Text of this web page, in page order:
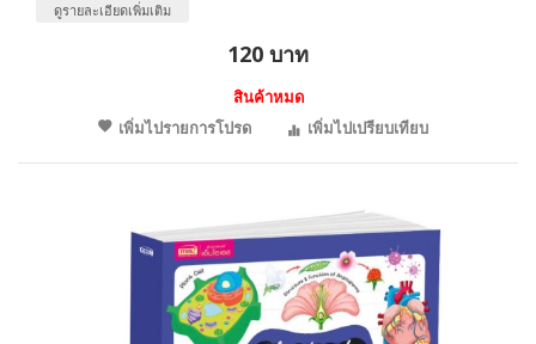
ดูรายละเอียดเพิ่มเติม
120 บาท
สินค้าหมด
เพิ่มไปรายการโปรด
เพิ่มไปเปรียบเทียบ